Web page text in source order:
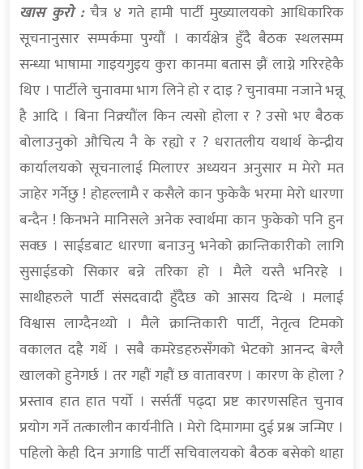
खास कुरो : चैत्र ४ गते हामी पार्टी मुख्यालयको आधिकारिक
सूचनानुसार सम्पर्कमा पुग्यौं । कार्यक्षेत्र हुँदै बैठक स्थलसम्म
सन्ध्या भाषामा गाइयगुइय कुरा कानमा बतास झैं लाग्ने गरिरहेकै
थिए । पार्टीले चुनावमा भाग लिने हो र दाइ ? चुनावमा नजाने भन्नू
है आदि । बिना निक्र्यौंल किन त्यसो होला र ? उसो भए बैठक
बोलाउनुको औचित्य नै के रह्यो र ? धरातलीय यथार्थ केन्द्रीय
कार्यालयको सूचनालाई मिलाएर अध्ययन अनुसार म मेरो मत
जाहेर गर्नेछु ! होहल्लामै र कसैले कान फुकेकै भरमा मेरो धारणा
बन्दैन ! किनभने मानिसले अनेक स्वार्थमा कान फुकेको पनि हुन
सक्छ । साईडबाट धारणा बनाउनु भनेको क्रान्तिकारीको लागि
सुसाईडको सिकार बन्ने तरिका हो । मैले यस्तै भनिरहे ।
साथीहरुले पार्टी संसदवादी हुँदैछ को आसय दिन्थे । मलाई
विश्वास लाग्दैनथ्यो । मैले क्रान्तिकारी पार्टी, नेतृत्व टिमको
वकालत दह्रै गर्थे । सबै कमरेडहरुसँगको भेटको आनन्द बेग्लै
खालको हुनेगर्छ । तर गह्रौं गह्रौं छ वातावरण । कारण के होला ?
प्रस्ताव हात हात पर्यो । सर्सर्ती पढ्दा प्रष्ट कारणसहित चुनाव
प्रयोग गर्ने तत्कालीन कार्यनीति । मेरो दिमागमा दुई प्रश्न जन्मिए ।
पहिलो केही दिन अगाडि पार्टी सचिवालयको बैठक बसेको थाहा